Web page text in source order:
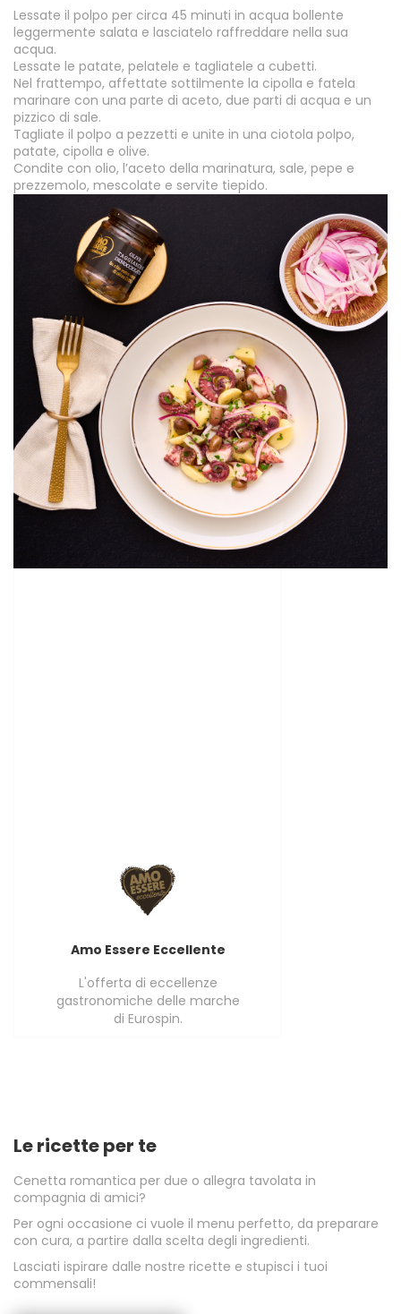
Lessate il polpo per circa 45 minuti in acqua bollente
leggermente salata e lasciatelo raffreddare nella sua
acqua.
Lessate le patate, pelatele e tagliatele a cubetti.
Nel frattempo, affettate sottilmente la cipolla e fatela
marinare con una parte di aceto, due parti di acqua e un
pizzico di sale.
Tagliate il polpo a pezzetti e unite in una ciotola polpo,
patate, cipolla e olive.
Condite con olio, l’aceto della marinatura, sale, pepe e
prezzemolo, mescolate e servite tiepido.
Amo Essere Eccellente
L'offerta di eccellenze
gastronomiche delle marche
di Eurospin.
Le ricette per te
Cenetta romantica per due o allegra tavolata in
compagnia di amici?
Per ogni occasione ci vuole il menu perfetto, da preparare
con cura, a partire dalla scelta degli ingredienti.
Lasciati ispirare dalle nostre ricette e stupisci i tuoi
commensali!